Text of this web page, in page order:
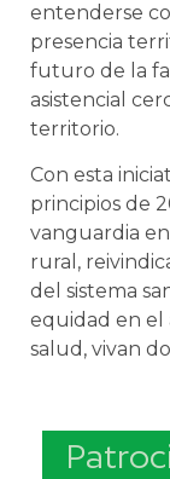
entenderse
presencia
futuro de la
asistencial
territorio.
Con esta
principios de
vanguardia
rural,
del sistema
equidad en el
salud, vivan